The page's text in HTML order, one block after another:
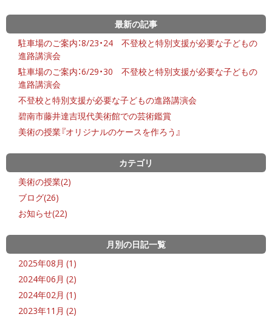
最新の記事
駐車場のご案内：8/23・24 不登校と特別支援が必要な子どもの
進路講演会
駐車場のご案内：6/29・30 不登校と特別支援が必要な子どもの
進路講演会
不登校と特別支援が必要な子どもの進路講演会
碧南市藤井達吉現代美術館での芸術鑑賞
美術の授業『オリジナルのケースを作ろう』
カテゴリ
美術の授業(2)
ブログ(26)
お知らせ(22)
月別の日記一覧
2025年08月 (1)
2024年06月 (2)
2024年02月 (1)
2023年11月 (2)